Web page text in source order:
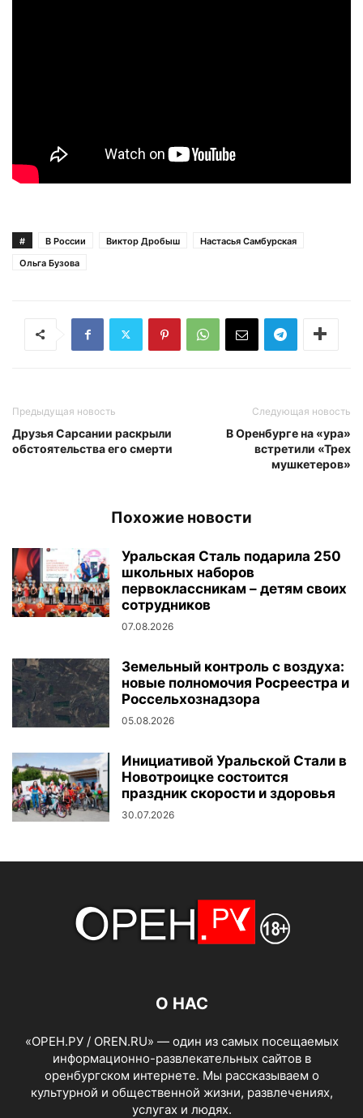
# В России Виктор Дробыш
Настасья Самбурская
Ольга Бузова
Предыдущая новость
Друзья Сарсании раскрыли
обстоятельства его смерти
Следующая новость
В Оренбурге на «ура»
встретили «Трех
мушкетеров»
Похожие новости
Уральская Сталь подарила 250
школьных наборов
первоклассникам – детям своих
сотрудников
07.08.2026
Земельный контроль с воздуха:
новые полномочия Росреестра и
Россельхознадзора
05.08.2026
Инициативой Уральской Стали в
Новотроицке состоится
праздник скорости и здоровья
30.07.2026
О НАС
«ОРЕН.РУ / OREN.RU» — один из самых посещаемых
информационно-развлекательных сайтов в
оренбургском интернете. Мы рассказываем о
культурной и общественной жизни, развлечениях,
услугах и людях.